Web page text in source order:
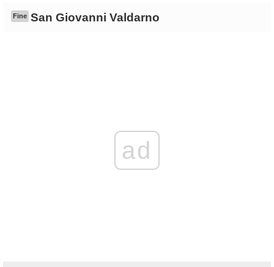
Fine San Giovanni Valdarno
ad